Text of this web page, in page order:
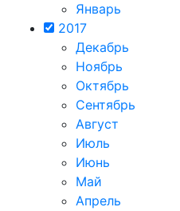
Январь
2017
Декабрь
Ноябрь
Октябрь
Сентябрь
Август
Июль
Июнь
Май
Апрель